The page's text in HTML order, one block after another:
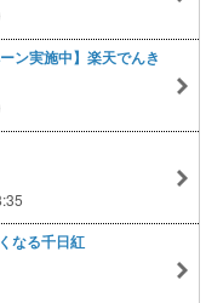
ン実施中】楽天でんき
なる千日紅